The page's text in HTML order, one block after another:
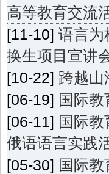
高等教育交流
[11-10] 语言
换生项目宣讲
[10-22] 跨越山
[06-19] 国际
[06-11] 国际
俄语语言实践
[05-30] 国际